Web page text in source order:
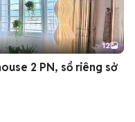
+2
12
2 PN, sổ riêng sở